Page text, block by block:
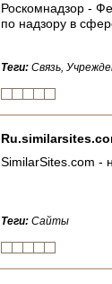
Роскомнадзор -
по надзору в
Теги: Связь,
SimilarSites.com -
Теги: Сайты